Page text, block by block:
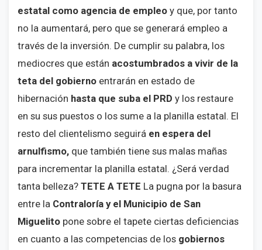
estatal como agencia de empleo y que, por tanto
no la aumentará, pero que se generará empleo a
través de la inversión. De cumplir su palabra, los
mediocres que están acostumbrados a vivir de la
teta del gobierno entrarán en estado de
hibernación hasta que suba el PRD y los restaure
en su sus puestos o los sume a la planilla estatal. El
resto del clientelismo seguirá en espera del
arnulfismo, que también tiene sus malas mañas
para incrementar la planilla estatal. ¿Será verdad
tanta belleza? TETE A TETE La pugna por la basura
entre la Contraloría y el Municipio de San
Miguelito pone sobre el tapete ciertas deficiencias
en cuanto a las competencias de los gobiernos